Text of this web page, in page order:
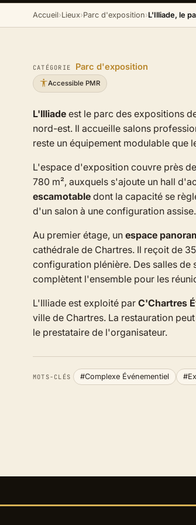
Accueil›Lieux›Parc d'exposition›L'Illiade, le
CATÉGORIE Parc d'exposition
Accessible PMR
L'Illiade est le parc des expositions
nord-est. Il accueille salons
reste un équipement modulable que
L'espace d'exposition couvre près de
780 m², auxquels s'ajoute un hall
escamotable dont la capacité se
d'un salon à une configuration assise.
Au premier étage, un espace
cathédrale de Chartres. Il reçoit de
configuration plénière. Des salles
complètent l'ensemble pour les
L'Illiade est exploité par C'Chartres
ville de Chartres. La restauration
le prestataire de l'organisateur.
MOTS-CLÉS #Complexe Événementiel